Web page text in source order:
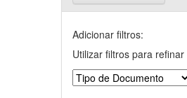
Adicionar filtros:
Utilizar filtros para